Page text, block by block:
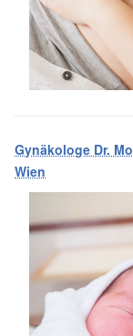
Gynäkologe Dr.
Wien